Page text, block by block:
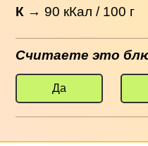
К → 90 кКал / 100 г
Считаете это
Да